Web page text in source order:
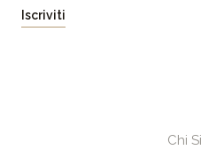
a
i
Iscriviti
Chi